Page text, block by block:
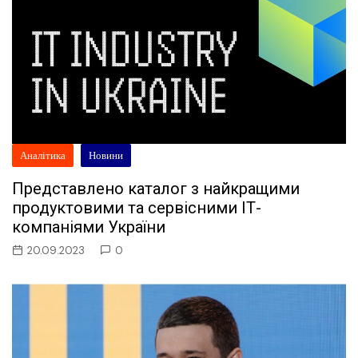
Аналітика Новини
Представлено каталог з найкращими
продуктовими та сервісними ІТ-
компаніями України
20.09.2023 0